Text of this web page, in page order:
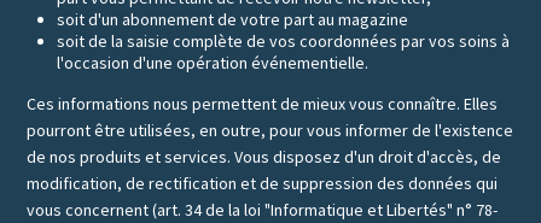
soit d'un abonnement de votre part au magazine
soit de la saisie complète de vos coordonnées par vos soins à
l'occasion d'une opération événementielle.
Ces informations nous permettent de mieux vous connaître. Elles
pourront être utilisées, en outre, pour vous informer de l'existence
de nos produits et services. Vous disposez d'un droit d'accès, de
modification, de rectification et de suppression des données qui
vous concernent (art. 34 de la loi "Informatique et Libertés" n° 78-